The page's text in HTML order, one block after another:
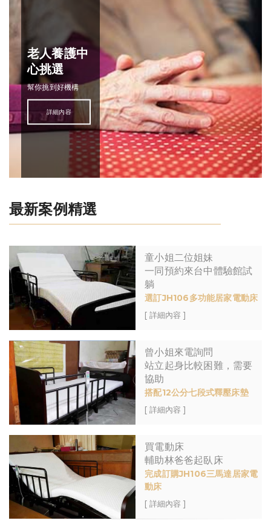
老人養護中
心挑選
幫你挑到好機構
詳細內容
最新案例精選
童小姐二位姐妹
一同預約來台中體驗館試
躺
選訂JH106多功能居家電動床
[ 詳細內容 ]
曾小姐來電詢問
站立起身比較困難，需要
協助
搭配12公分七段式釋壓床墊
[ 詳細內容 ]
買電動床
輔助林爸爸起臥床
完成訂購JH106三馬達居家電
動床
[ 詳細內容 ]